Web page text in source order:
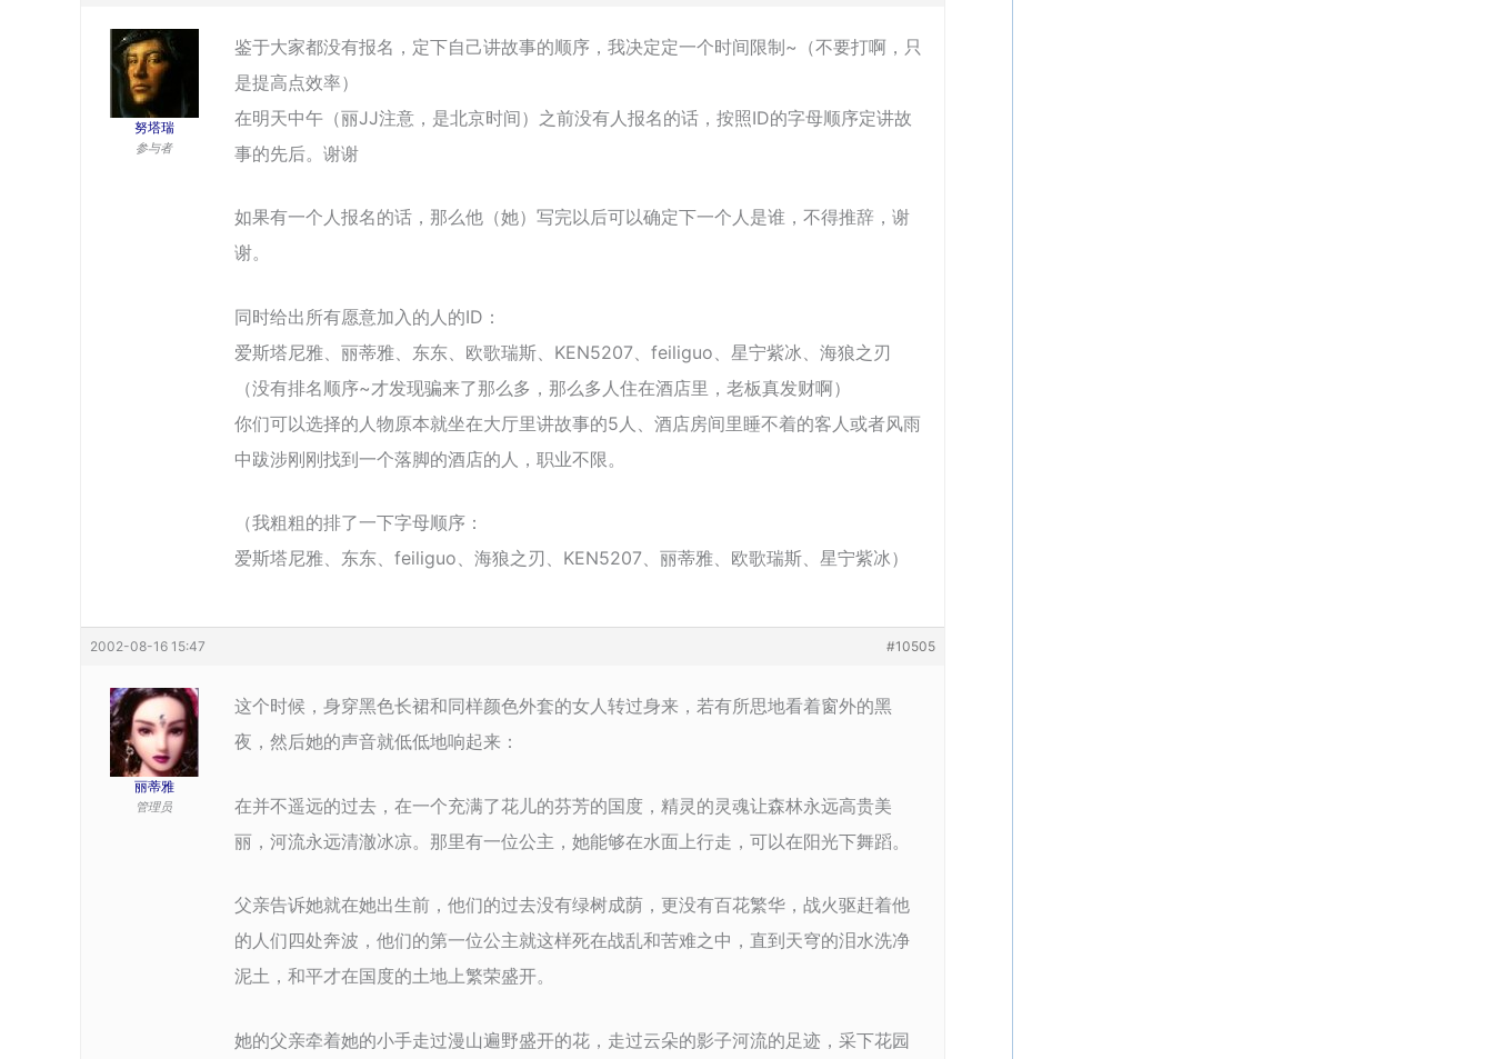
努塔瑞
参与者
鉴于大家都没有报名，定下自己讲故事的顺序，我决定定一个时间限制~（不要打啊，只
是提高点效率）
在明天中午（丽JJ注意，是北京时间）之前没有人报名的话，按照ID的字母顺序定讲故
事的先后。谢谢
如果有一个人报名的话，那么他（她）写完以后可以确定下一个人是谁，不得推辞，谢
谢。
同时给出所有愿意加入的人的ID：
爱斯塔尼雅、丽蒂雅、东东、欧歌瑞斯、KEN5207、feiliguo、星宁紫冰、海狼之刃
（没有排名顺序~才发现骗来了那么多，那么多人住在酒店里，老板真发财啊）
你们可以选择的人物原本就坐在大厅里讲故事的5人、酒店房间里睡不着的客人或者风雨
中跋涉刚刚找到一个落脚的酒店的人，职业不限。
（我粗粗的排了一下字母顺序：
爱斯塔尼雅、东东、feiliguo、海狼之刃、KEN5207、丽蒂雅、欧歌瑞斯、星宁紫冰）
2002-08-16 15:47 #10505
丽蒂雅
管理员
这个时候，身穿黑色长裙和同样颜色外套的女人转过身来，若有所思地看着窗外的黑
夜，然后她的声音就低低地响起来：
在并不遥远的过去，在一个充满了花儿的芬芳的国度，精灵的灵魂让森林永远高贵美
丽，河流永远清澈冰凉。那里有一位公主，她能够在水面上行走，可以在阳光下舞蹈。
父亲告诉她就在她出生前，他们的过去没有绿树成荫，更没有百花繁华，战火驱赶着他
的人们四处奔波，他们的第一位公主就这样死在战乱和苦难之中，直到天穹的泪水洗净
泥土，和平才在国度的土地上繁荣盛开。
她的父亲牵着她的小手走过漫山遍野盛开的花，走过云朵的影子河流的足迹，采下花园